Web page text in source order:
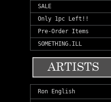
SALE
Only 1pc Left!!
Pre-Order Items
SOMETHING.ILL
Ron English